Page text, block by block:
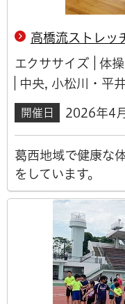
高橋流ストレッ
エクササイズ 体操
中央, 小松川・平
開催日 2026年4
葛西地域で健康な
をしています。